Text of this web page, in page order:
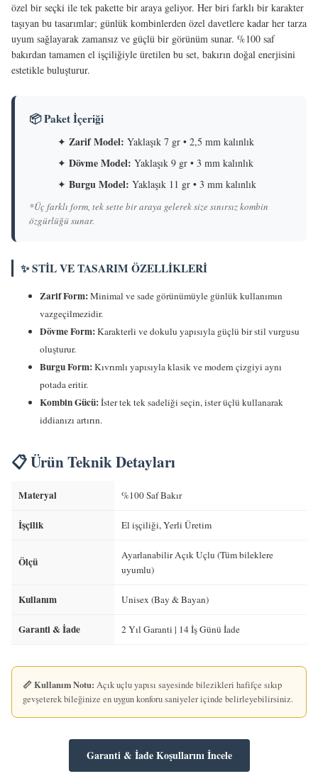
özel bir seçki ile tek pakette bir araya geliyor. Her biri farklı bir karakter
taşıyan bu tasarımlar; günlük kombinlerden özel davetlere kadar her tarza
uyum sağlayarak zamansız ve güçlü bir görünüm sunar. %100 saf
bakırdan tamamen el işçiliğiyle üretilen bu set, bakırın doğal enerjisini
estetikle buluşturur.
📦 Paket İçeriği
✦ Zarif Model: Yaklaşık 7 gr • 2,5 mm kalınlık
✦ Dövme Model: Yaklaşık 9 gr • 3 mm kalınlık
✦ Burgu Model: Yaklaşık 11 gr • 3 mm kalınlık
*Üç farklı form, tek sette bir araya gelerek size sınırsız kombin
özgürlüğü sunar.
✨ STIL VE TASARIM ÖZELLIKLERI
Zarif Form:Minimal ve sade görünümüyle günlük kullanımın
vazgeçilmezidir.
Dövme Form:Karakterli ve dokulu yapısıyla güçlü bir stil vurgusu
oluşturur.
Burgu Form:Kıvrımlı yapısıyla klasik ve modern çizgiyi aynı
potada eritir.
Kombin Gücü:İster tek tek sadeliği seçin, ister üçlü kullanarak
iddianızı artırın.
📋 Ürün Teknik Detayları
Materyal %100 Saf Bakır
İşçilik El işçiliği, Yerli Üretim
Ölçü
Ayarlanabilir Açık Uçlu (Tüm bileklere
uyumlu)
Kullanım Unisex (Bay & Bayan)
Garanti & İade 2 Yıl Garanti | 14 İş Günü İade
📏 Kullanım Notu: Açık uçlu yapısı sayesinde bilezikleri hafifçe sıkıp
gevşeterek bileğinize en uygun konforu saniyeler içinde belirleyebilirsiniz.
Garanti & İade Koşullarını İncele